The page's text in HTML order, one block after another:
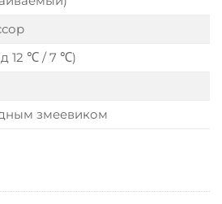
12 ℃ / 7 ℃)
змеевиком